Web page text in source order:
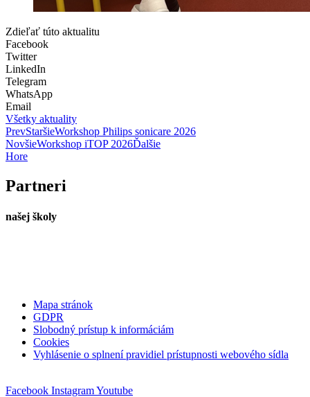
Zdieľať túto aktualitu
Facebook
Twitter
LinkedIn
Telegram
WhatsApp
Email
Všetky aktuality
PrevStaršieWorkshop Philips sonicare 2026
NovšieWorkshop iTOP 2026Ďalšie
Hore
Partneri
našej školy
Mapa stránok
GDPR
Slobodný prístup k informáciám
Cookies
Vyhlásenie o splnení pravidiel prístupnosti webového sídla
Facebook InstagramYoutube